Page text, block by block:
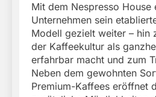
Mit dem Nespresso House
Unternehmen sein
Modell gezielt weiter – hin
der Kaffeekultur als
erfahrbar macht und zum
Neben dem gewohnten
Premium-Kaffees eröffnet